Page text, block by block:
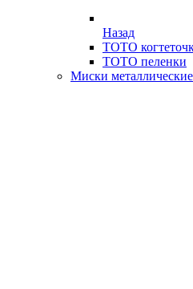
Назад
ТОТО
ТОТО пеленки
Миски металлические